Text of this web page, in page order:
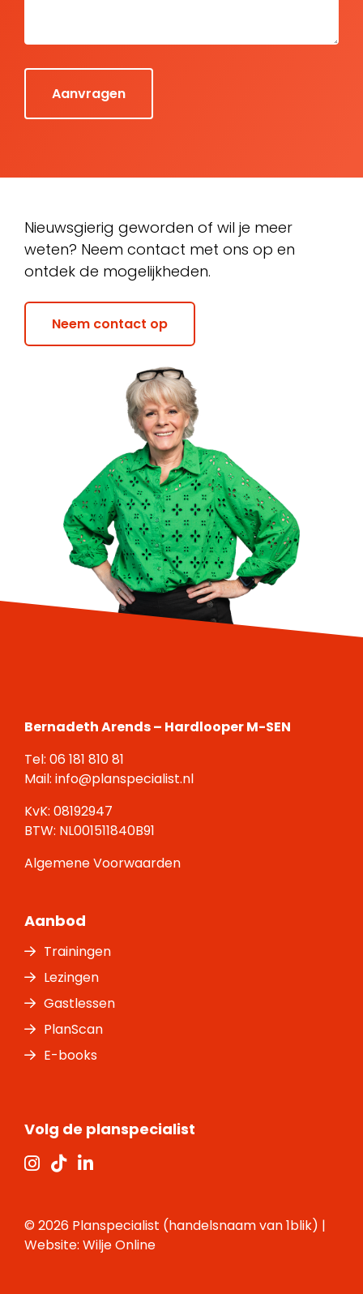
Nieuwsgierig geworden of wil je meer
weten? Neem contact met ons op en
ontdek de mogelijkheden.
Neem contact op
Bernadeth Arends – Hardlooper M-SEN
Tel: 06 181 810 81
Mail: info@planspecialist.nl
KvK: 08192947
BTW: NL001511840B91
Algemene Voorwaarden
Aanbod
Trainingen
Lezingen
Gastlessen
PlanScan
E-books
Volg de planspecialist
© 2026 Planspecialist (handelsnaam van 1blik) |
Website: Wilje Online